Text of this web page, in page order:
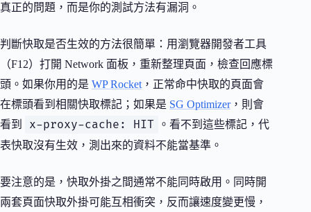
真正的問題，而是你的測試方法有漏洞。
判斷快取是否生效的方法很簡單：用瀏覽器開發者工具
（F12）打開 Network 面板，重新整理頁面，檢查回應標
頭。如果你用的是 WP Rocket ，正常命中快取的頁面會
在標頭看到相關快取標記；如果是 SG Optimizer，則會
看到
x-proxy-cache: HIT
。看不到這些標記，代
表快取沒有生效，測出來的資料不能當基準。
要注意的是，快取外掛之間通常不能同時啟用。同時開
兩套頁面快取外掛可能互相衝突，反而讓速度變更慢，